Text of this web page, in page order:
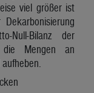
viel größer ist
Null-Bilanz der
die Mengen an